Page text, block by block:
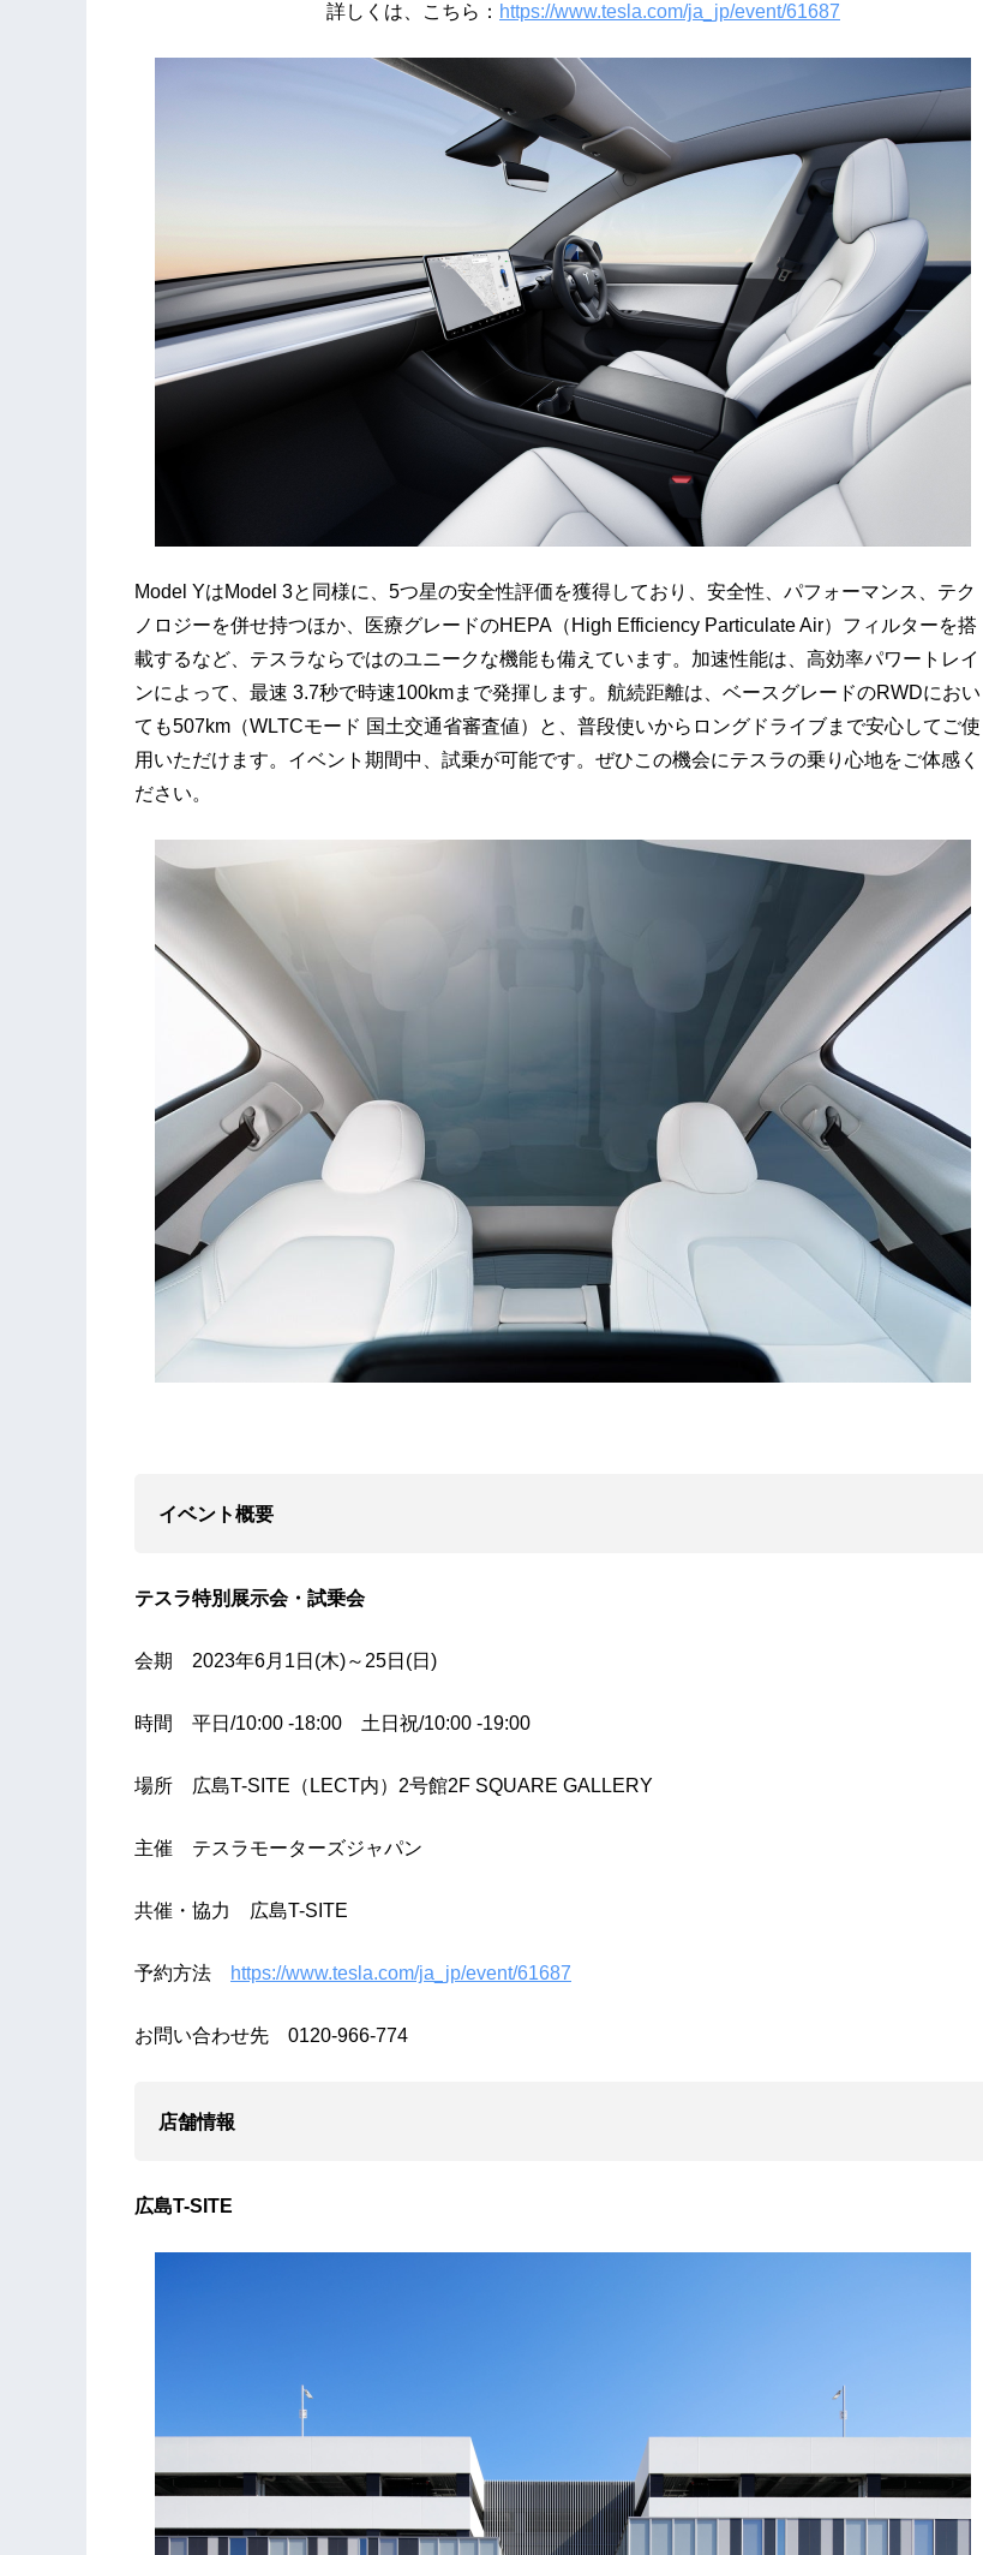
詳しくは、こちら： https://www.tesla.com/ja_jp/event/61687
Model YはModel 3と同様に、5つ星の安全性評価を獲得しており、安全性、パフォーマンス、テク
ノロジーを併せ持つほか、医療グレードのHEPA（High Efficiency Particulate Air）フィルターを搭
載するなど、テスラならではのユニークな機能も備えています。加速性能は、高効率パワートレイ
ンによって、最速 3.7秒で時速100kmまで発揮します。航続距離は、ベースグレードのRWDにおい
ても507km（WLTCモード 国土交通省審査値）と、普段使いからロングドライブまで安心してご使
用いただけます。イベント期間中、試乗が可能です。ぜひこの機会にテスラの乗り心地をご体感く
ださい。
イベント概要
テスラ特別展示会・試乗会
会期 2023年6月1日(木)～25日(日)
時間 平日/10:00 -18:00 土日祝/10:00 -19:00
場所 広島T-SITE（LECT内）2号館2F SQUARE GALLERY
主催 テスラモーターズジャパン
共催・協力 広島T-SITE
予約方法 https://www.tesla.com/ja_jp/event/61687
お問い合わせ先 0120-966-774
店舗情報
広島T-SITE